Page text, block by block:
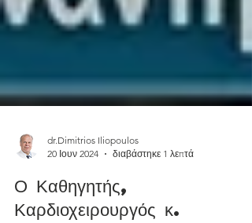
dr.Dimitrios Iliopoulos
Ο Καθηγητής,